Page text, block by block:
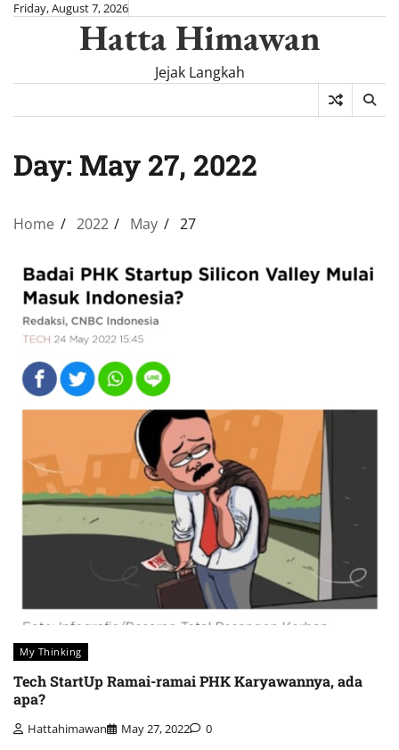
SkipFriday, August 7, 2026
Hatta Himawan
Jejak Langkah
Day: May 27, 2022
Home 2022 May 27
My Thinking
Tech StartUp Ramai-ramai PHK Karyawannya, ada
apa?
Hattahimawan May 27, 2022 0